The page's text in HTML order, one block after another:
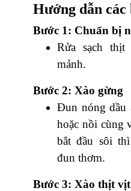
Hướng dẫn
Bước 1: Chuẩn bị
Rửa sạch
mảnh.
Bước 2: Xào gừng
Đun nóng dầu
hoặc nồi cùng
bắt đầu sôi
đun thơm.
Bước 3: Xào thịt vịt